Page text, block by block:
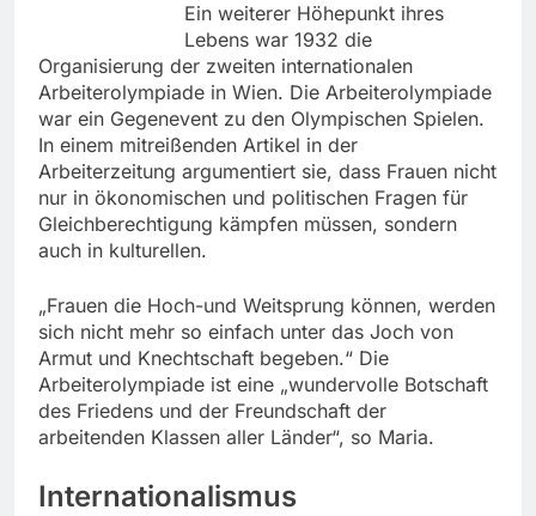
Ein weiterer Höhepunkt ihres
Lebens war 1932 die
Organisierung der zweiten internationalen
Arbeiterolympiade in Wien. Die Arbeiterolympiade
war ein Gegenevent zu den Olympischen Spielen.
In einem mitreißenden Artikel in der
Arbeiterzeitung argumentiert sie, dass Frauen nicht
nur in ökonomischen und politischen Fragen für
Gleichberechtigung kämpfen müssen, sondern
auch in kulturellen.
„Frauen die Hoch-und Weitsprung können, werden
sich nicht mehr so einfach unter das Joch von
Armut und Knechtschaft begeben.“ Die
Arbeiterolympiade ist eine „wundervolle Botschaft
des Friedens und der Freundschaft der
arbeitenden Klassen aller Länder“, so Maria.
Internationalismus